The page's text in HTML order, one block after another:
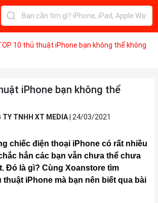
10 thủ thuật iPhone bạn không thể không
iPhone bạn không thể
TY TNHH XT MEDIA| 24/03/2021
chiếc điện thoạiiPhone có rất nhiều
hẳn các bạn vẫn chưa thể chưa
Đó là gì? Cùng Xoanstoretìm
thuật iPhone mà bạn nên biếtqua bài